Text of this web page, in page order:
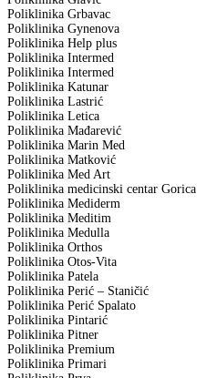
Poliklinika Grbavac
Poliklinika Gynenova
Poliklinika Help plus
Poliklinika Intermed
Poliklinika Intermed
Poliklinika Katunar
Poliklinika Lastrić
Poliklinika Letica
Poliklinika Mađarević
Poliklinika Marin Med
Poliklinika Matković
Poliklinika Med Art
Poliklinika medicinski centar Gorica
Poliklinika Mediderm
Poliklinika Meditim
Poliklinika Medulla
Poliklinika Orthos
Poliklinika Otos-Vita
Poliklinika Patela
Poliklinika Perić – Staničić
Poliklinika Perić Spalato
Poliklinika Pintarić
Poliklinika Pitner
Poliklinika Premium
Poliklinika Primari